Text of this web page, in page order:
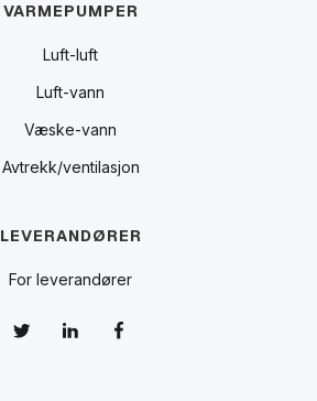
VARMEPUMPER
Luft-luft
Luft-vann
Væske-vann
Avtrekk/ventilasjon
LEVERANDØRER
For leverandører